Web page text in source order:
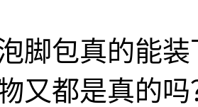
脚包真的能
又都是真的